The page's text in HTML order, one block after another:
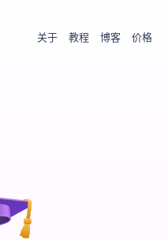
关于 教程 博客 价格